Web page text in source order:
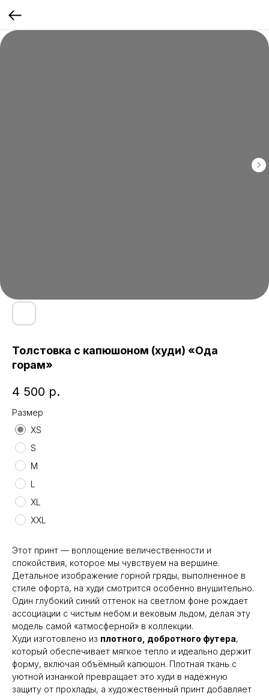
Толстовка с капюшоном (худи) «Ода
горам»
4 500 р.
Размер
XS
S
M
L
XL
XXL
Этот принт — воплощение величественности и
спокойствия, которое мы чувствуем на вершине.
Детальное изображение горной гряды, выполненное в
стиле офорта, на худи смотрится особенно внушительно.
Один глубокий синий оттенок на светлом фоне рождает
ассоциации с чистым небом и вековым льдом, делая эту
модель самой «атмосферной» в коллекции.
Худи изготовлено из плотного, добротного футера,
который обеспечивает мягкое тепло и идеально держит
форму, включая объёмный капюшон. Плотная ткань с
уютной изнанкой превращает это худи в надёжную
защиту от прохлады, а художественный принт добавляет